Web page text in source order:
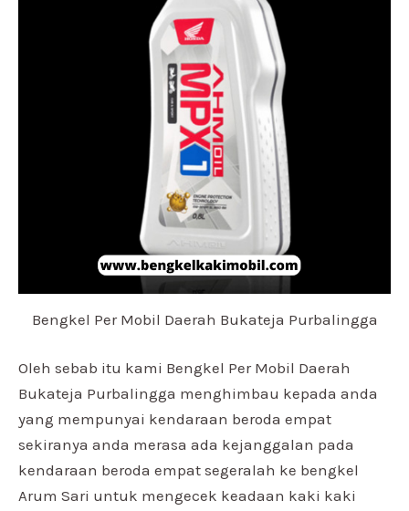
Bengkel Per Mobil Daerah Bukateja Purbalingga
Oleh sebab itu kami Bengkel Per Mobil Daerah
Bukateja Purbalingga menghimbau kepada anda
yang mempunyai kendaraan beroda empat
sekiranya anda merasa ada kejanggalan pada
kendaraan beroda empat segeralah ke bengkel
Arum Sari untuk mengecek keadaan kaki kaki